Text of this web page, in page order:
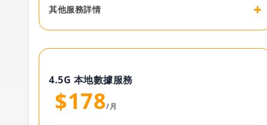
其他服務詳情 +
4.5G 本地數據服務
$178/月